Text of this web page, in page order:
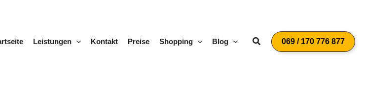
Leistungen Kontakt Preise Shopping Blog Suchen069 / 170 776 877